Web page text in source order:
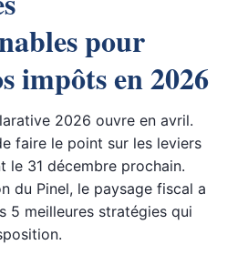
pour
impôts en 2026
2026 ouvre en avril.
faire le point sur les leviers
le 31 décembre prochain.
du Pinel, le paysage fiscal a
5 meilleures stratégies qui